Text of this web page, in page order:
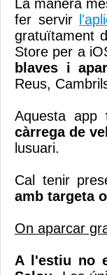
La manera
fer servir
gratuïtament
Store per a
blaves i
Reus,
Aquesta app
càrrega de
lusuari.
Cal tenir
amb targeta
On aparcar
A l'estiu no